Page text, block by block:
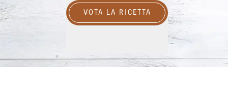
VOTA LA RICETTA